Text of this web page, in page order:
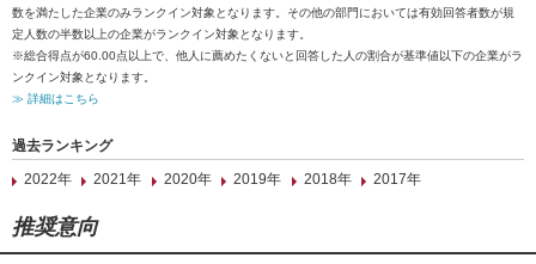
数を満たした企業のみランクイン対象となります。その他の部門においては有効回答者数が規
定人数の半数以上の企業がランクイン対象となります。
※総合得点が60.00点以上で、他人に薦めたくないと回答した人の割合が基準値以下の企業がラ
ンクイン対象となります。
≫ 詳細はこちら
過去ランキング
2022年
2021年 2020年 2019年 2018年 2017年
推奨意向